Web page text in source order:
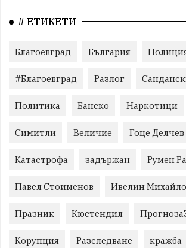
# ЕТИКЕТИ
Благоевград България
#Благоевград Разлог
Политика Банско Наркотици
Симитли Величие Гоце Делчев
Катастрофа задържан Румен
Павел Стоименов Ивелин
Празник Кюстендил
Корупция Разследване кражба